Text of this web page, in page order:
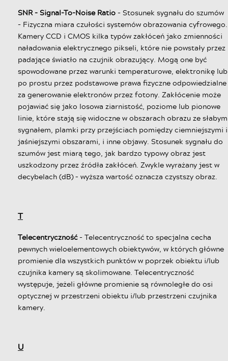
SNR - Signal-To-Noise Ratio- Stosunek sygnału do szumów
- Fizyczna miara czułości systemów obrazowania cyfrowego.
Kamery CCD i CMOS kilka typów zakłóceń jako zmienności
naładowania elektrycznego pikseli, które nie powstały przez
padające światło na czujnik obrazujący. Mogą one być
spowodowane przez warunki temperaturowe, elektronikę lub
po prostu przez podstawowe prawa fizyczne odpowiedzialne
za generowanie elektronów przez fotony. Zakłócenie może
pojawiać się jako losowa ziarnistość, poziome lub pionowe
linie, które stają się widoczne w obszarach obrazu ze słabym
sygnałem, plamki przy przejściach pomiędzy ciemniejszymi i
jaśniejszymi obszarami, i inne objawy. Stosunek sygnału do
szumów jest miarą tego, jak bardzo typowy obraz jest
uszkodzony przez źródła zakłóceń. Zwykle wyrażany jest w
decybelach (dB) – wyższa wartość oznacza czystszy obraz.
T
Telecentryczność- Telecentryczność to specjalna cecha
pewnych wieloelementowych obiektywów, w których główne
promienie dla wszystkich punktów w poprzek obiektu i/lub
czujnika kamery są skolimowane. Telecentryczność
występuje, jeżeli główne promienie są równoległe do osi
optycznej w przestrzeni obiektu i/lub przestrzeni czujnika
kamery.
U